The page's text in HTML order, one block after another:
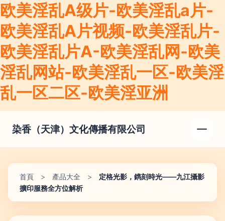
欧美淫乱A级片-欧美淫乱a片-
欧美淫乱A片视频-欧美淫乱片-
欧美淫乱片A-欧美淫乱网-欧美
淫乱网站-欧美淫乱一区-欧美淫
乱一区二区-欧美淫亚洲
染香（天津）文化傳播有限公司
首頁 > 產品大全 >
定格光影，鐫刻時光——九江攝影
擴印服務全方位解析